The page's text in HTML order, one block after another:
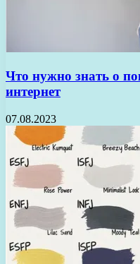
Что нужно знать о
интернет
07.08.2023